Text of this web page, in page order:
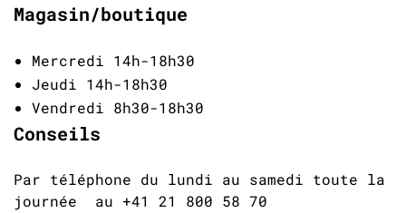
Magasin/boutique
Mercredi 14h-18h30
Jeudi 14h-18h30
Vendredi 8h30-18h30
Conseils
Par téléphone du lundi au samedi toute la
journée au +41 21 800 58 70